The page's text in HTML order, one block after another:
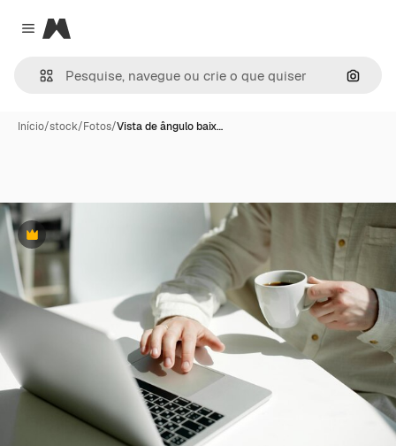
Close menu
Magnific
Início/stock/Fotos/Vista de ângulo baix…
Premium